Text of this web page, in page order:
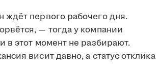
ждёт первого рабочего дня.
— тогда у компании
в этот момент не разбирают.
висит давно, а статус отклика